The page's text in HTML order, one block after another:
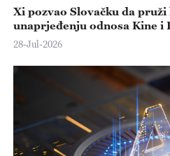
Xi pozvao Slovačku da
unaprjeđenju odnosa Kine i
28-Jul-2026